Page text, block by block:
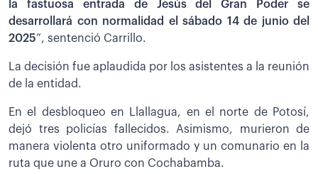
la fastuosa entrada de Jesús del Gran Poder se
desarrollará con normalidad el sábado 14 de junio del
2025”, sentenció Carrillo.
La decisión fue aplaudida por los asistentes a la reunión
de la entidad.
En el desbloqueo en Llallagua, en el norte de Potosí,
dejó tres policías fallecidos. Asimismo, murieron de
manera violenta otro uniformado y un comunario en la
ruta que une a Oruro con Cochabamba.